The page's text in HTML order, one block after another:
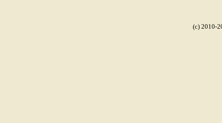
(c) 2010-